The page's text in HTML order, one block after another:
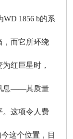
WD 1856 b的系
，而它所环绕
红巨星时，
息——其质量
。这项令人费
这个位置，目